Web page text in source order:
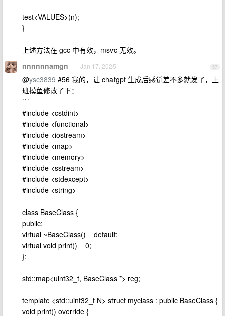
test<VALUES>(n);
}
上述方法在 gcc 中有效，msvc 无效。
57
nnnnnnamgn Jan 17, 2025
@ysc3839 #56 我的，让 chatgpt 生成后感觉差不多就发了，上
班摸鱼修改了下：
```
#include <cstdint>
#include <functional>
#include <iostream>
#include <map>
#include <memory>
#include <sstream>
#include <stdexcept>
#include <string>
class BaseClass {
public:
virtual ~BaseClass() = default;
virtual void print() = 0;
};
std::map<uint32_t, BaseClass *> reg;
template <std::uint32_t N> struct myclass : public BaseClass {
void print() override {